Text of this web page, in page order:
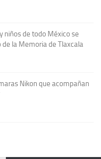
niños de todo México se
la Memoria de Tlaxcala
Nikon que acompañan